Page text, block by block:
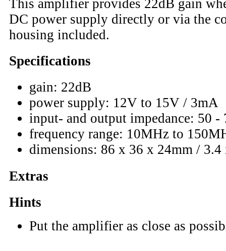
This amplifier provides 22dB gain
DC power supply directly or via the
housing included.
Specifications
gain: 22dB
power supply: 12V to 15V / 3mA
input- and output impedance: 50 -
frequency range: 10MHz to
dimensions: 86 x 36 x 24mm /
Extras
Hints
Put the amplifier as close as